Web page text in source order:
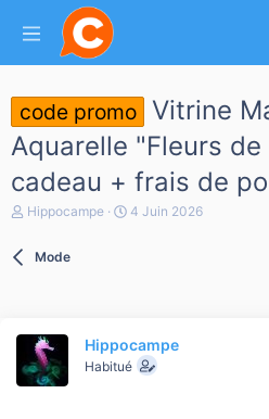
code promo
Vitrine
Aquarelle "Fleurs
cadeau + frais de
A
e
a
d
Hippocampe
D
b
u
4 Juin 2026
Mode
Hippocampe
Habitué